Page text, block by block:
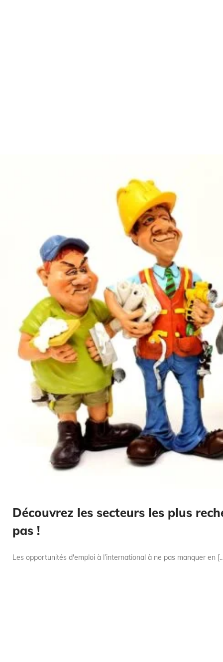
Découvrez les secteurs les plus
pas !
Les opportunités d'emploi à l’international à ne pas manquer en